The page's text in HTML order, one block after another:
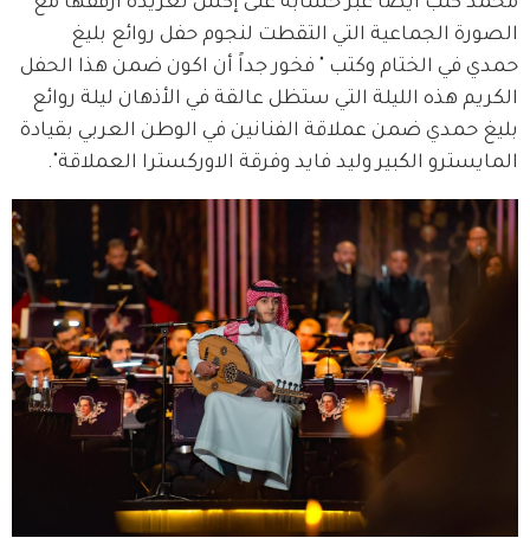
الصورة الجماعية التي التقطت لنجوم حفل روائع بليغ
حمدي في الختام وكتب " فخور جداً أن اكون ضمن هذا الحفل
الكريم هذه الليلة التي ستظل عالقة في الأذهان ليلة روائع
بليغ حمدي ضمن عملاقة الفنانين في الوطن العربي بقيادة
المايسترو الكبير وليد فايد وفرقة الاوركسترا العملاقة".